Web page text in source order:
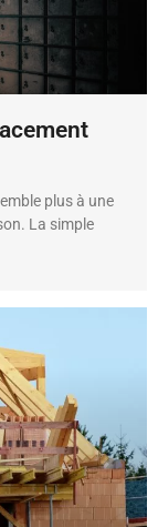
plus à une
La simple